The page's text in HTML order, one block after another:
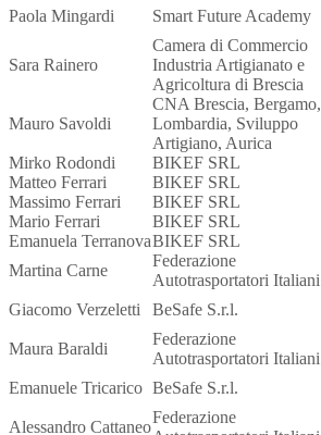
Paola Mingardi Smart Future Academy
Sara Rainero
Camera di Commercio
Industria Artigianato e
Agricoltura di Brescia
Mauro Savoldi
CNA Brescia, Bergamo,
Lombardia, Sviluppo
Artigiano, Aurica
Mirko Rodondi BIKEF SRL
Matteo Ferrari
BIKEF SRL
Massimo Ferrari
BIKEF SRL
Mario Ferrari
BIKEF SRL
Emanuela TerranovaBIKEF SRL
Martina Carne
Federazione
Autotrasportatori Italiani
Giacomo Verzeletti BeSafe S.r.l.
Maura Baraldi
Federazione
Autotrasportatori Italiani
Emanuele Tricarico BeSafe S.r.l.
Alessandro Cattaneo
Federazione